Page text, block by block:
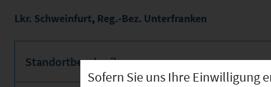
Lkr. Schweinfurt, Reg.-Bez. Unterfranken
Standortbeschreibung
Sofern Sie uns Ihre Einwilligung